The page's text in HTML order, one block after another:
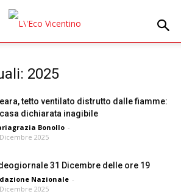
2025
tetto ventilato distrutto dalle fiamme:
casa dichiarata inagibile
Bonollo -
2025
31 Dicembre delle ore 19
Nazionale -
2025